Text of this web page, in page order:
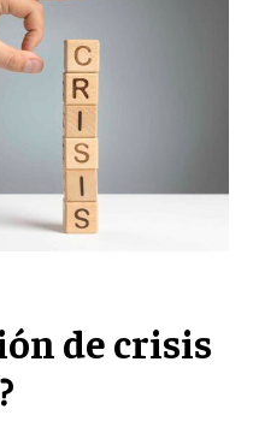
noteworthy news from all
plan, you get access
stay ahead of the curve.
OPINION
de crisis